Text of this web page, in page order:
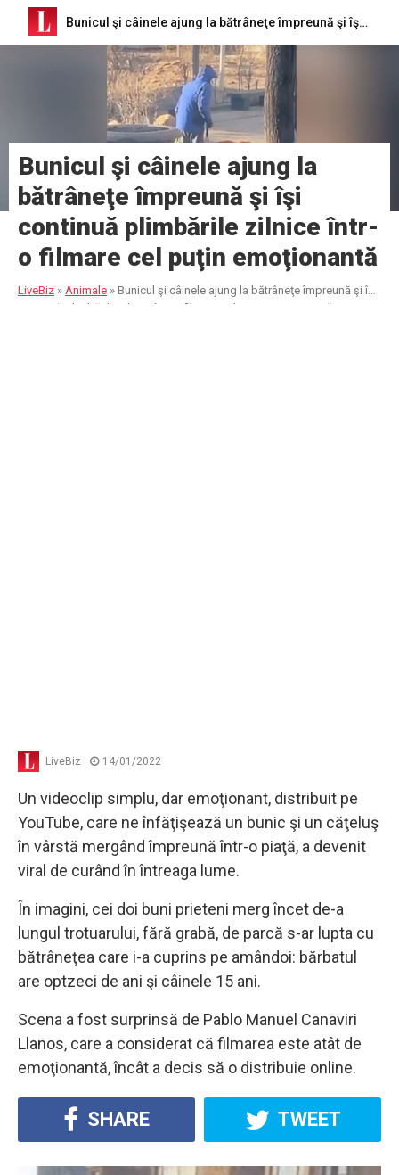
Bunicul şi câinele ajung la bătrâneţe împreună şi îşi continuă plimbările zilnice într-o filmare cel puţin emoţionantă
Bunicul şi câinele ajung la
bătrâneţe împreună şi îşi
continuă plimbările zilnice într-
o filmare cel puţin emoţionantă
LiveBiz » Animale » Bunicul şi câinele ajung la bătrâneţe împreună şi îşi
continuă plimbările zilnice într-o filmare cel puţin emoţionantă
LiveBiz 14/01/2022
Un videoclip simplu, dar emoţionant, distribuit pe
YouTube, care ne înfăţişează un bunic şi un căţeluş
în vârstă mergând împreună într-o piaţă, a devenit
viral de curând în întreaga lume.
În imagini, cei doi buni prieteni merg încet de-a
lungul trotuarului, fără grabă, de parcă s-ar lupta cu
bătrâneţea care i-a cuprins pe amândoi: bărbatul
are optzeci de ani şi câinele 15 ani.
Scena a fost surprinsă de Pablo Manuel Canaviri
Llanos, care a considerat că filmarea este atât de
emoţionantă, încât a decis să o distribuie online.
SHARE TWEET